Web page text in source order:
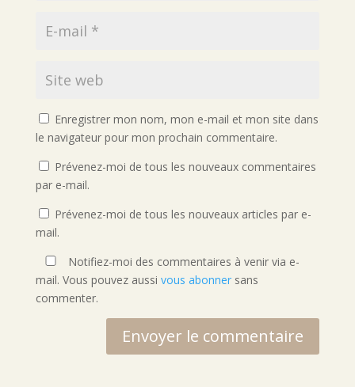
Enregistrer mon nom, mon e-mail et mon site dans
le navigateur pour mon prochain commentaire.
Prévenez-moi de tous les nouveaux commentaires
par e-mail.
Prévenez-moi de tous les nouveaux articles par e-
mail.
Notifiez-moi des commentaires à venir via e-
mail. Vous pouvez aussi vous abonnersans
commenter.
Envoyer le commentaire